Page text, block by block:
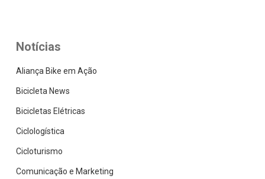
Notícias
Aliança Bike em Ação
Bicicleta News
Bicicletas Elétricas
Ciclologística
Cicloturismo
Comunicação e Marketing